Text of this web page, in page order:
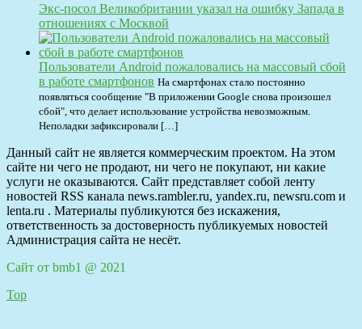
Экс-посол Великобритании указал на ошибку Запада в
отношениях с Москвой
Пользователи Android пожаловались на массовый сбой
в работе смартфонов На смартфонах стало постоянно
появляться сообщение "В приложении Google снова произошел
сбой", что делает использование устройства невозможным.
Неполадки зафиксировали […]
Данный сайт не является коммерческим проектом. На этом
сайте ни чего не продают, ни чего не покупают, ни какие
услуги не оказываются. Сайт представляет собой ленту
новостей RSS канала news.rambler.ru, yandex.ru, newsru.com и
lenta.ru . Материалы публикуются без искажения,
ответственность за достоверность публикуемых новостей
Администрация сайта не несёт.
Сайт от bmb1 @ 2021
Top